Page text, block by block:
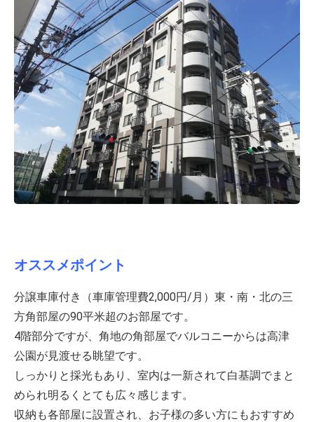
オススメポイント
分譲車庫付き（車庫管理費2,000円/月）東・南・北の三
方角部屋の90平米超のお部屋です。
4階部分ですが、角地の角部屋でバルコニーからは高津
公園が見渡せる眺望です。
しっかりと採光もあり、室内は一新されて白基調でまと
められ明るくとても広々感じます。
収納も各部屋に設置され、お子様の多い方にもおすすめ